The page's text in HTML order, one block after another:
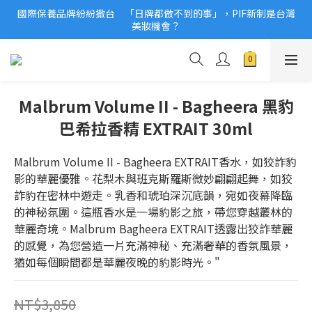
2026美妝小樣、試用品變少？PIF化妝品身分證7月上路！消費者
必懂5觀念
國際保養品牌紛紛撤台　「日牌都做不到的事」，PIF新制是台灣
美妝機會？
2026美妝小樣、試用品變少？PIF化妝品身分證7月上路！消費者
Malbrum Volume II - Bagheera 黑豹
巴希拉香精 EXTRAIT 30ml
Malbrum Volume II - Bagheera EXTRAIT香水，如狡詐豹
影的華麗優雅。花梨木與班克斯羅斯微妙翩翩起舞，如狡
詐豹在密林中遊走。乳香和琥珀深沉底韻，宛如夜幕降臨
的神秘氛圍。這瓶香水是一場豹影之旅，帶您穿越叢林的
華麗奇境。Malbrum Bagheera EXTRAIT透露出狡詐華麗
的感覺，為您營造一片充滿神秘、充滿奢華的香氛風景，
猶如每個瞬間都是華麗夜晚的豹影時光。"
NT$3,850